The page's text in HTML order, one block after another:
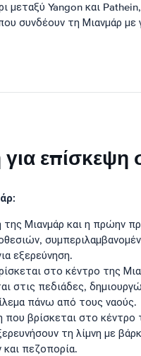
μεταξύ Yangon και
συνδέουν τη Μιανμάρ με
για
της Μιανμάρ και η πρώην
εξερεύνηση.
στο κέντρο της
στις πεδιάδες,
πάνω από τους ναούς.
που βρίσκεται στο
τη λίμνη με
πεζοπορία.